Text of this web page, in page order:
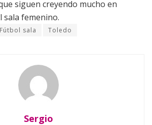
siguen creyendo mucho en
femenino.
Fútbol sala Toledo
Sergio